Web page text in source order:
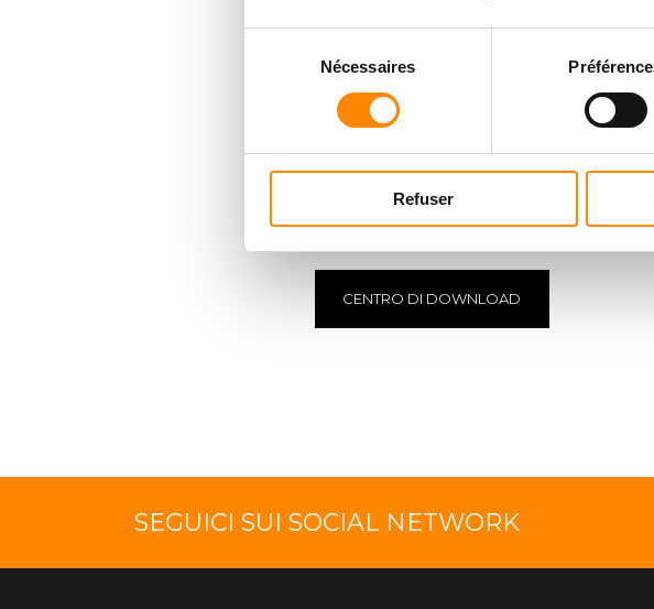
consentement
Nécessaires
Refuser
SCARICARE ILCENTRO
Visualizza e scarica i documenti
CENTRO DI DOWNLOAD
SEGUICI SUI SOCIAL NETWORK